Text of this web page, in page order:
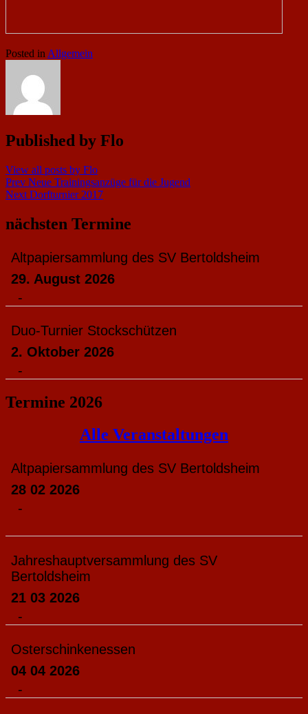
Posted inAllgemein
Published by Flo
View all posts by Flo
Beitragsnavigation
Prev Neue Trainingsanzüge für die Jugend
Next Dorfturnier 2017
nächsten Termine
Altpapiersammlung des SV Bertoldsheim
29. August 2026
-
Duo-Turnier Stockschützen
2. Oktober 2026
-
Termine 2026
Alle Veranstaltungen
Altpapiersammlung des SV Bertoldsheim
28 02 2026
-
Jahreshauptversammlung des SV
Bertoldsheim
21 03 2026
-
Osterschinkenessen
04 04 2026
-